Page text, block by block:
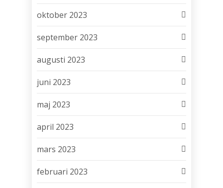
oktober 2023
september 2023
augusti 2023
juni 2023
maj 2023
april 2023
mars 2023
februari 2023